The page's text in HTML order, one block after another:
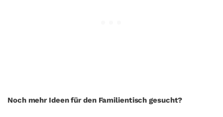
Noch mehr Ideen für den Familientisch gesucht?